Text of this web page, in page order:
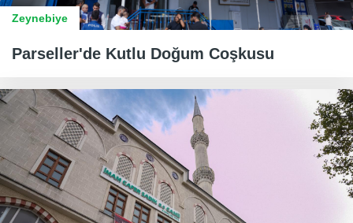
Zeynebiye
​​​​​​​Parseller'de Kutlu Doğum Coşkusu